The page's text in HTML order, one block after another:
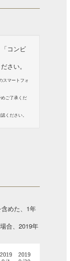
コンビ
さい。
スマートフォ
ご了承くだ
ください。
めた、1年
合、2019年